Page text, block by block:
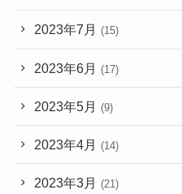
2023年7月 (15)
2023年6月 (17)
2023年5月 (9)
2023年4月 (14)
2023年3月 (21)